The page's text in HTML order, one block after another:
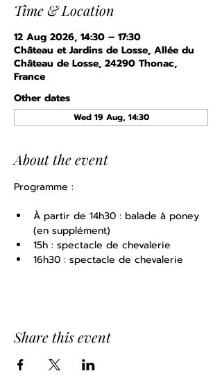
Time & Location
12 Aug 2026, 14:30 – 17:30
Château et Jardins de Losse, Allée du
Château de Losse, 24290 Thonac,
France
Other dates
Wed 19 Aug, 14:30
About the event
Programme :
À partir de 14h30 : balade à poney
(en supplément)
15h : spectacle de chevalerie
16h30 : spectacle de chevalerie
Share this event